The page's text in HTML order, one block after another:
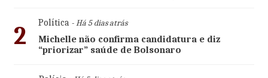
2 Política- Há 5 dias atrás
Michelle não confirma candidatura e diz
“priorizar” saúde de Bolsonaro